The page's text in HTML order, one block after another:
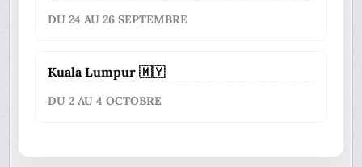
DU 24 AU 26 SEPTEMBRE
Kuala Lumpur 🇲🇾
DU 2 AU 4 OCTOBRE